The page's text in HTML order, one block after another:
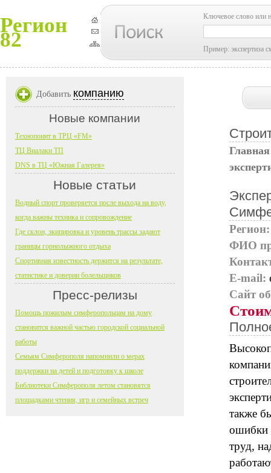
Регион
82
Ключевое слово или
Пример: экспертиза
ФИО
E-mail:
Сайт
также
ошибки
труд,
Добавить компанию
Новые компании
Технопоинт в ТРЦ «FM»
ТЦ Виалаки ТП
DNS в ТЦ «Южная Галерея»
Новые статьи
Водный спорт проверяется после выхода на воду,
когда важны техника и сопровождение
Где склон, экипировка и уровень трассы задают
границы горнолыжного отдыха
Спортивная известность держится на результате,
статистике и доверии болельщиков
Пресс-релизы
Помощь пожилым симферопольцам на дому
становится важной частью городской социальной
работы
Семьям Симферополя напомнили о мерах
поддержки на детей и подготовку к школе
Библиотеки Симферополя летом становятся
площадками чтения, игр и семейных встреч